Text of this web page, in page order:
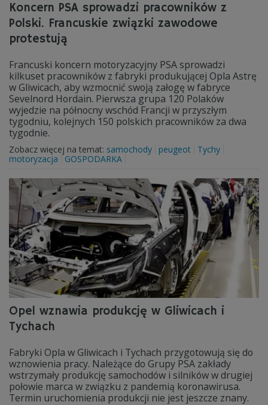
Koncern PSA sprowadzi pracowników z
Polski. Francuskie związki zawodowe
protestują
Francuski koncern motoryzacyjny PSA sprowadzi
kilkuset pracowników z fabryki produkującej Opla Astrę
w Gliwicach, aby wzmocnić swoją załogę w fabryce
Sevelnord Hordain. Pierwsza grupa 120 Polaków
wyjedzie na północny wschód Francji w przyszłym
tygodniu, kolejnych 150 polskich pracowników za dwa
tygodnie.
Zobacz więcej na temat: samochody peugeot
Tychy
motoryzacja
GOSPODARKA
Opel wznawia produkcję w Gliwicach i
Tychach
Fabryki Opla w Gliwicach i Tychach przygotowują się do
wznowienia pracy. Należące do Grupy PSA zakłady
wstrzymały produkcję samochodów i silników w drugiej
połowie marca w związku z pandemią koronawirusa.
Termin uruchomienia produkcji nie jest jeszcze znany.